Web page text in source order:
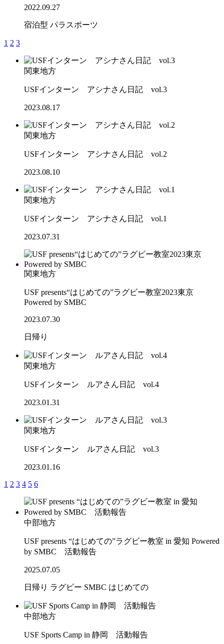
2022.09.27
宿泊型 パラスポーツ
1 2 3
関東地方
USFインターン アシナさん日記 vol.3
2023.08.17
関東地方
USFインターン アシナさん日記 vol.2
2023.08.10
関東地方
USFインターン アシナさん日記 vol.1
2023.07.31
関東地方
USF presents“はじめての”ラグビー教室2023東京
Powered by SMBC
2023.07.30
日帰り
関東地方
USFインターン ルアさん日記 vol.4
2023.01.31
関東地方
USFインターン ルアさん日記 vol.3
2023.01.16
1 2 3 4 5 6
中部地方
USF presents “はじめての”ラグビー教室 in 愛知 Powered
by SMBC 活動報告
2025.07.05
日帰り ラグビー SMBC はじめての
中部地方
USF Sports Camp in 静岡 活動報告